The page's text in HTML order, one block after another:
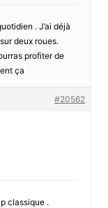
. J’ai déjà
deux roues.
profiter de
ça
#20562
classique .